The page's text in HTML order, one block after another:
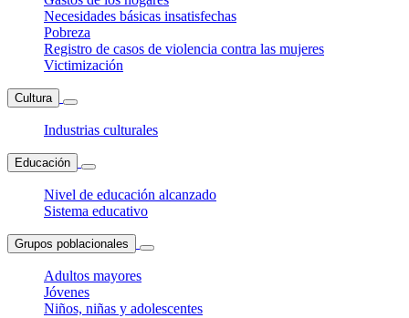
Necesidades básicas insatisfechas
Pobreza
Registro de casos de violencia contra las mujeres
Victimización
Cultura
Industrias culturales
Educación
Nivel de educación alcanzado
Sistema educativo
Grupos poblacionales
Adultos mayores
Jóvenes
Niños, niñas y adolescentes